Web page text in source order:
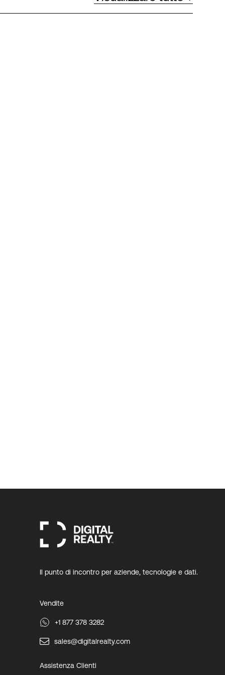
Il punto di incontro per aziende, tecnologie e dati.
Vendite
+1 877 378 3282
sales@digitalrealty.com
Assistenza Clienti